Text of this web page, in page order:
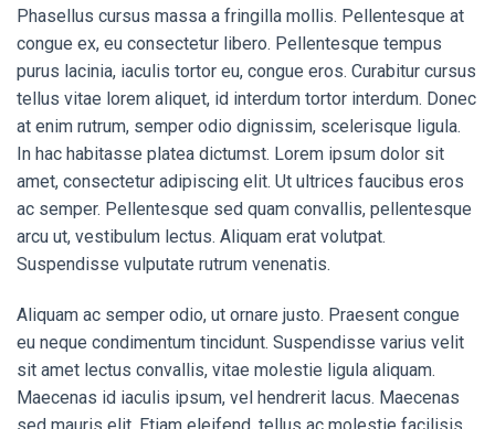
Phasellus cursus massa a fringilla mollis. Pellentesque at
congue ex, eu consectetur libero. Pellentesque tempus
purus lacinia, iaculis tortor eu, congue eros. Curabitur cursus
tellus vitae lorem aliquet, id interdum tortor interdum. Donec
at enim rutrum, semper odio dignissim, scelerisque ligula.
In hac habitasse platea dictumst. Lorem ipsum dolor sit
amet, consectetur adipiscing elit. Ut ultrices faucibus eros
ac semper. Pellentesque sed quam convallis, pellentesque
arcu ut, vestibulum lectus. Aliquam erat volutpat.
Suspendisse vulputate rutrum venenatis.
Aliquam ac semper odio, ut ornare justo. Praesent congue
eu neque condimentum tincidunt. Suspendisse varius velit
sit amet lectus convallis, vitae molestie ligula aliquam.
Maecenas id iaculis ipsum, vel hendrerit lacus. Maecenas
sed mauris elit. Etiam eleifend, tellus ac molestie facilisis,